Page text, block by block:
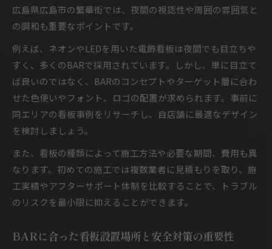
広島県広島市の繁華街では、夜間の視認性や周囲の雰囲気と
の調和も重要なポイントです。
例えば、ネオンやLEDを用いた電飾看板は夜間でも目立ちや
すく、多くのBARで採用されています。しかし、単に目立て
ば良いのではなく、BARのコンセプトやターゲット層に合わ
せた色使いやフォント、ロゴの配置が求められます。事前に
同エリアの看板事例をリサーチし、自店舗に最適なデザイン
を検討しましょう。
また、看板の種類によって施工方法や必要な期間、費用も異
なります。初めての施工では複数業者に見積もりを取り、施
工実績やアフターサポート体制を比較することで、トラブル
のリスクを最小限に抑えることができます。
BARに合った看板設置場所と安全対策の重要性